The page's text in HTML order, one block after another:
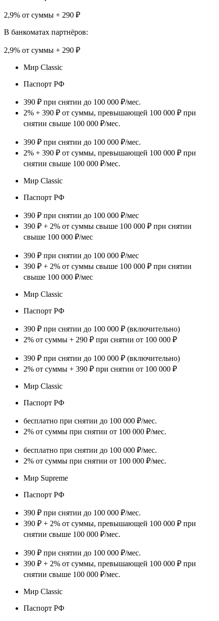
2,9% от суммы + 290 ₽
В банкоматах партнёров:
2,9% от суммы + 290 ₽
Мир Classic
Паспорт РФ
390 ₽ при снятии до 100 000 ₽/мес.
2% + 390 ₽ от суммы, превышающей 100 000 ₽ при
снятии свыше 100 000 ₽/мес.
390 ₽ при снятии до 100 000 ₽/мес.
2% + 390 ₽ от суммы, превышающей 100 000 ₽ при
снятии свыше 100 000 ₽/мес.
Мир Classic
Паспорт РФ
390 ₽ при снятии до 100 000 ₽/мес
390 ₽ + 2% от суммы свыше 100 000 ₽ при снятии
свыше 100 000 ₽/мес
390 ₽ при снятии до 100 000 ₽/мес
390 ₽ + 2% от суммы свыше 100 000 ₽ при снятии
свыше 100 000 ₽/мес
Мир Classic
Паспорт РФ
390 ₽ при снятии до 100 000 ₽ (включительно)
2% от суммы + 290 ₽ при снятии от 100 000 ₽
390 ₽ при снятии до 100 000 ₽ (включительно)
2% от суммы + 390 ₽ при снятии от 100 000 ₽
Мир Classic
Паспорт РФ
бесплатно при снятии до 100 000 ₽/мес.
2% от суммы при снятии от 100 000 ₽/мес.
бесплатно при снятии до 100 000 ₽/мес.
2% от суммы при снятии от 100 000 ₽/мес.
Мир Supreme
Паспорт РФ
390 ₽ при снятии до 100 000 ₽/мес.
390 ₽ + 2% от суммы, превышающей 100 000 ₽ при
снятии свыше 100 000 ₽/мес.
390 ₽ при снятии до 100 000 ₽/мес.
390 ₽ + 2% от суммы, превышающей 100 000 ₽ при
снятии свыше 100 000 ₽/мес.
Мир Classic
Паспорт РФ